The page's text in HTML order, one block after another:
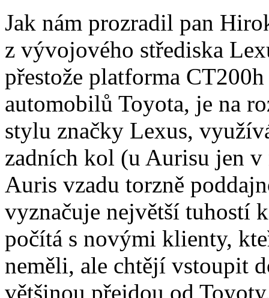
Jak nám prozradil pan
z vývojového střediska
přestože platforma
automobilů Toyota, je na
stylu značky Lexus,
zadních kol (u Aurisu jen
Auris vzadu torzně
vyznačuje největší tuhostí
počítá s novými klienty,
neměli, ale chtějí vstoupit
většinou přejdou od